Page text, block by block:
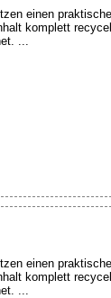
einen
komplett
...
einen
komplett
...